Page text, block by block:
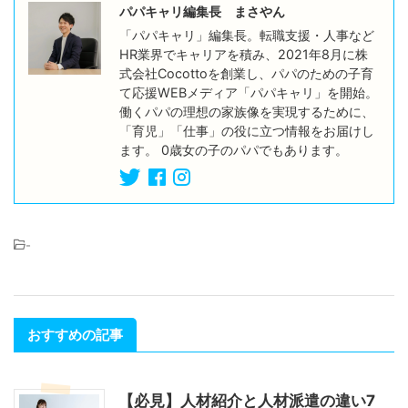
パパキャリ編集長 まさやん
「パパキャリ」編集長。転職支援・人事など
HR業界でキャリアを積み、2021年8月に株
式会社Cocottoを創業し、パパのための子育
て応援WEBメディア「パパキャリ」を開始。
働くパパの理想の家族像を実現するために、
「育児」「仕事」の役に立つ情報をお届けし
ます。 0歳女の子のパパでもあります。
-
おすすめの記事
【必見】人材紹介と人材派遣の違い7